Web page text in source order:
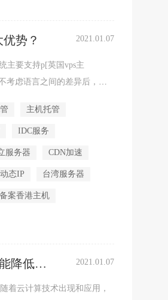
势？ 2021.01.07
主要支持p[英国vps主
考虑语言之间的差异后，
主机托管
IDC服务
服务器 CDN加速
动态IP 台湾服务器
备案香港主机
降低成
2021.01.07
着云计算技术出现和应用，